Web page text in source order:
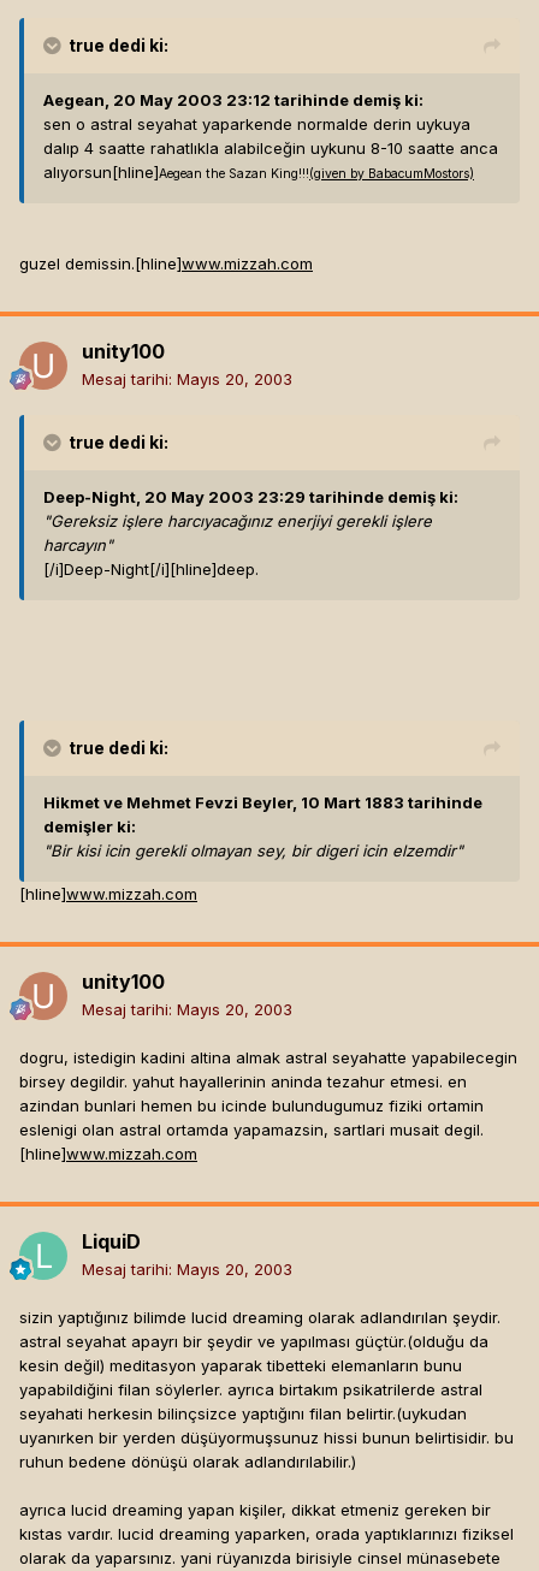
true dedi ki:
Aegean, 20 May 2003 23:12 tarihinde demiş ki:
sen o astral seyahat yaparkende normalde derin uykuya
dalıp 4 saatte rahatlıkla alabilceğin uykunu 8-10 saatte anca
alıyorsun[hline]Aegean the Sazan King!!!(given by BabacumMostors)
guzel demissin.[hline]www.mizzah.com
unity100
Mesaj tarihi: Mayıs 20, 2003
true dedi ki:
Deep-Night, 20 May 2003 23:29 tarihinde demiş ki:
"Gereksiz işlere harcıyacağınız enerjiyi gerekli işlere
harcayın"
[/i]Deep-Night[/i][hline]deep.
true dedi ki:
Hikmet ve Mehmet Fevzi Beyler, 10 Mart 1883 tarihinde
demişler ki:
"Bir kisi icin gerekli olmayan sey, bir digeri icin elzemdir"
[hline]www.mizzah.com
unity100
Mesaj tarihi: Mayıs 20, 2003
dogru, istedigin kadini altina almak astral seyahatte yapabilecegin
birsey degildir. yahut hayallerinin aninda tezahur etmesi. en
azindan bunlari hemen bu icinde bulundugumuz fiziki ortamin
eslenigi olan astral ortamda yapamazsin, sartlari musait degil.
[hline]www.mizzah.com
LiquiD
Mesaj tarihi: Mayıs 20, 2003
sizin yaptığınız bilimde lucid dreaming olarak adlandırılan şeydir.
astral seyahat apayrı bir şeydir ve yapılması güçtür.(olduğu da
kesin değil) meditasyon yaparak tibetteki elemanların bunu
yapabildiğini filan söylerler. ayrıca birtakım psikatrilerde astral
seyahati herkesin bilinçsizce yaptığını filan belirtir.(uykudan
uyanırken bir yerden düşüyormuşsunuz hissi bunun belirtisidir. bu
ruhun bedene dönüşü olarak adlandırılabilir.)
ayrıca lucid dreaming yapan kişiler, dikkat etmeniz gereken bir
kıstas vardır. lucid dreaming yaparken, orada yaptıklarınızı fiziksel
olarak da yaparsınız. yani rüyanızda birisiyle cinsel münasebete